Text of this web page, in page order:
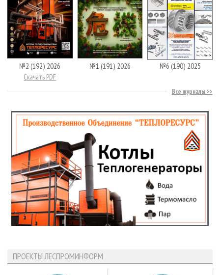
№2 (192) 2026
Скачать PDF
№1 (191) 2026 №6 (190) 2025
Все журналы
ПРОЕКТЫ ЛЕСПРОМИНФОРМ